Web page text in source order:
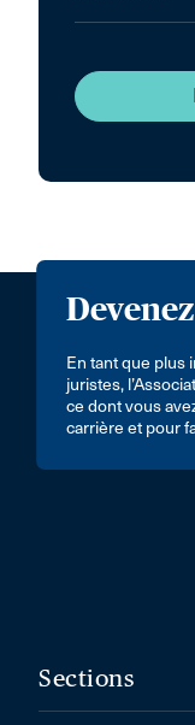
En tant que plus
juristes,
ce dont vous
carrière et pour
Sections